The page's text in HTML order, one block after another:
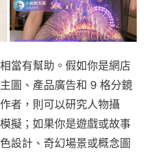
當有幫助。假如你是網店
圖、產品廣告和 9 格分鏡
者，則可以研究人物攝
擬；如果你是遊戲或故事
設計、奇幻場景或概念圖